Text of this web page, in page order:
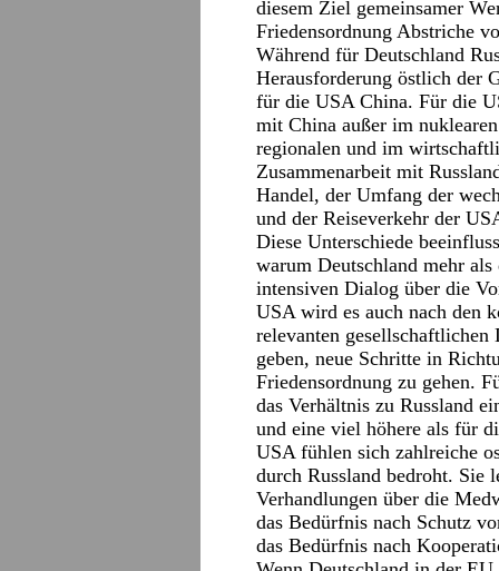
diesem Ziel gemeinsamer
Friedensordnung Abstriche
Während für Deutschland
Herausforderung östlich der
für die USA China. Für die
mit China außer im
regionalen und im
Zusammenarbeit mit
Handel, der Umfang der
und der Reiseverkehr der
Diese Unterschiede
warum Deutschland mehr
intensiven Dialog über die
USA wird es auch nach den
relevanten gesellschaftlichen
geben, neue Schritte in
Friedensordnung zu gehen.
das Verhältnis zu Russland
und eine viel höhere als für
USA fühlen sich zahlreiche
durch Russland bedroht. Sie
Verhandlungen über die
das Bedürfnis nach Schutz
das Bedürfnis nach